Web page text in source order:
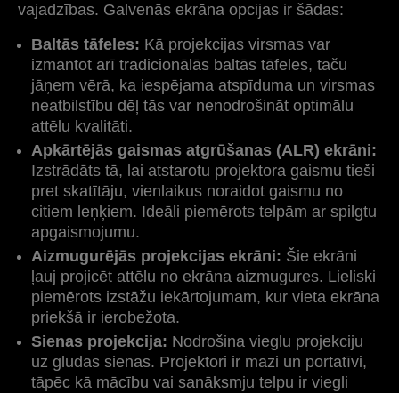
vajadzības. Galvenās ekrāna opcijas ir šādas:
Baltās tāfeles: Kā projekcijas virsmas var
izmantot arī tradicionālās baltās tāfeles, taču
jāņem vērā, ka iespējama atspīduma un virsmas
neatbilstību dēļ tās var nenodrošināt optimālu
attēlu kvalitāti.
Apkārtējās gaismas atgrūšanas (ALR) ekrāni:
Izstrādāts tā, lai atstarotu projektora gaismu tieši
pret skatītāju, vienlaikus noraidot gaismu no
citiem leņķiem. Ideāli piemērots telpām ar spilgtu
apgaismojumu.
Aizmugurējās projekcijas ekrāni: Šie ekrāni
ļauj projicēt attēlu no ekrāna aizmugures. Lieliski
piemērots izstāžu iekārtojumam, kur vieta ekrāna
priekšā ir ierobežota.
Sienas projekcija: Nodrošina vieglu projekciju
uz gludas sienas. Projektori ir mazi un portatīvi,
tāpēc kā mācību vai sanāksmju telpu ir viegli